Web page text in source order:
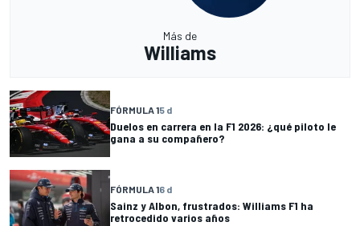
Más de
Williams
FÓRMULA 15 d
Duelos en carrera en la F1 2026: ¿qué piloto le
gana a su compañero?
FÓRMULA 16 d
Sainz y Albon, frustrados: Williams F1 ha
retrocedido varios años